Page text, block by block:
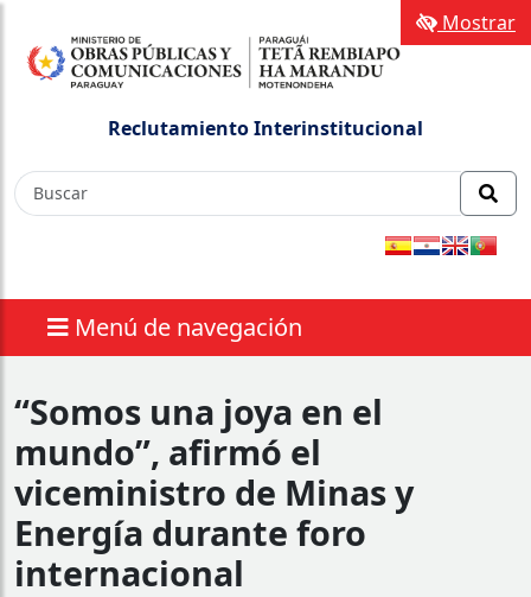
Reclutamiento Interinstitucional
Menú de navegación
Mostrar
“Somos una joya en el
mundo”, afirmó el
viceministro de Minas y
Energía durante foro
internacional